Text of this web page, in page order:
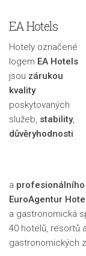
EA Hotels
Hotely označené
logem EA Hotels
jsou zárukou
kvality
poskytovaných
služeb, stability,
důvěryhodnosti
a
EuroAgentur
a gastronomická
40 hotelů, resortů
gastronomických